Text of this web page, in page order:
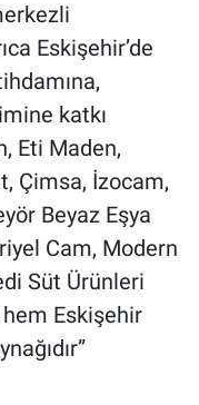
Eskişehir’de
katkı
Eti Maden,
Çimsa, İzocam,
Beyaz Eşya
Cam, Modern
Süt Ürünleri
hem Eskişehir